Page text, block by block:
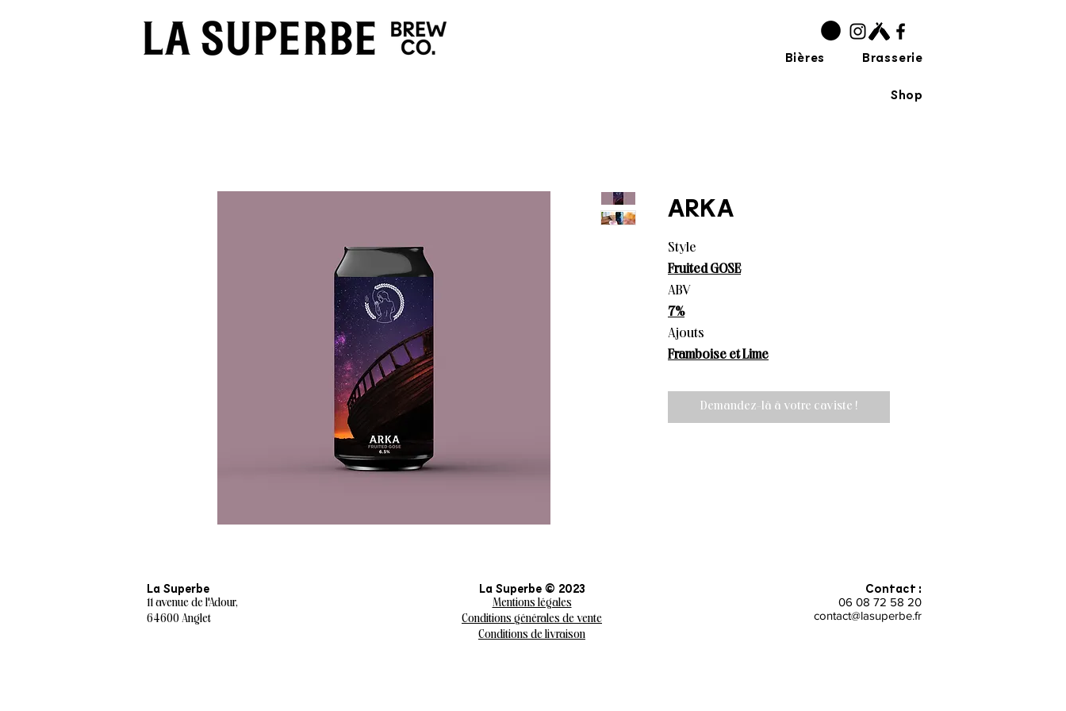
Bières Brasserie
Shop
ARKA
Style
Fruited GOSE
ABV
7%
Ajouts
Framboise et Lime
Demandez-là à votre caviste !
La Superbe
11 avenue de l'Adour,
64600 Anglet
La Superbe © 2023
Mentions légales
Conditions générales de vente
Conditions de livraison
Contact :
06 08 72 58 20
contact@lasuperbe.fr